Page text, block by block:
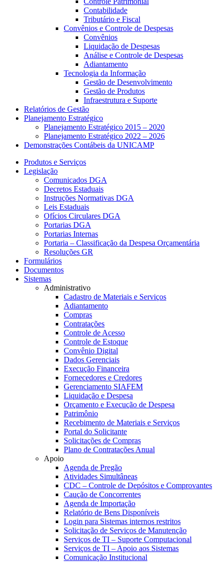
Contabilidade
Tributário e Fiscal
Convênios e Controle de Despesas
Convênios
Liquidação de Despesas
Análise e Controle de Despesas
Adiantamento
Tecnologia da Informação
Gestão de Desenvolvimento
Gestão de Produtos
Infraestrutura e Suporte
Relatórios de Gestão
Planejamento Estratégico
Planejamento Estratégico 2015 – 2020
Planejamento Estratégico 2022 – 2026
Demonstrações Contábeis da UNICAMP
Produtos e Serviços
Legislação
Comunicados DGA
Decretos Estaduais
Instruções Normativas DGA
Leis Estaduais
Ofícios Circulares DGA
Portarias DGA
Portarias Internas
Portaria – Classificação da Despesa Orçamentária
Resoluções GR
Formulários
Documentos
Sistemas
Administrativo
Cadastro de Materiais e Serviços
Adiantamento
Compras
Contratações
Controle de Acesso
Controle de Estoque
Convênio Digital
Dados Gerenciais
Execução Financeira
Fornecedores e Credores
Gerenciamento SIAFEM
Liquidação e Despesa
Orçamento e Execução de Despesa
Patrimônio
Recebimento de Materiais e Serviços
Portal do Solicitante
Solicitações de Compras
Plano de Contratações Anual
Apoio
Agenda de Pregão
Atividades Simultâneas
CDC – Controle de Depósitos e Comprovantes
Caução de Concorrentes
Agenda de Importação
Relatório de Bens Disponíveis
Login para Sistemas internos restritos
Solicitação de Serviços de Manutenção
Serviços de TI – Suporte Computacional
Serviços de TI – Apoio aos Sistemas
Comunicação Institucional